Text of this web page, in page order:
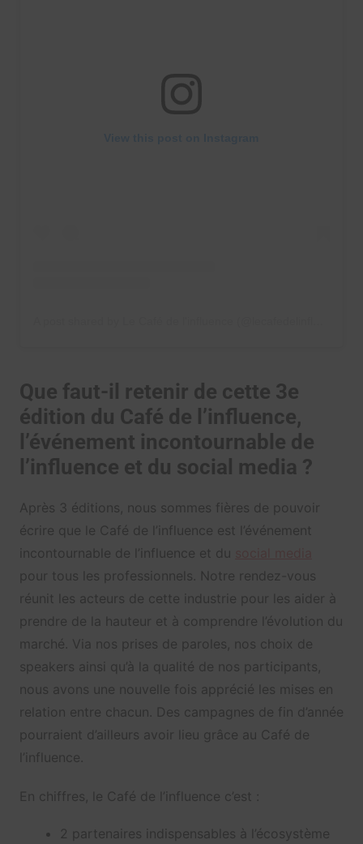
Que faut-il retenir de cette 3e
édition du Café de l’influence,
l’événement incontournable de
l’influence et du social media ?
Après 3 éditions, nous sommes fières de pouvoir
écrire que le Café de l’influence est l’événement
incontournable de l’influence et du
pour tous les professionnels. Notre rendez-vous
réunit les acteurs de cette industrie pour les aider à
prendre de la hauteur et à comprendre l’évolution du
marché. Via nos prises de paroles, nos choix de
speakers ainsi qu’à la qualité de nos participants,
nous avons une nouvelle fois apprécié les mises en
relation entre chacun. Des campagnes de fin d’année
pourraient d’ailleurs avoir lieu grâce au Café de
l’influence.
En chiffres, le Café de l’influence c’est :
2 partenaires indispensables à l’écosystème